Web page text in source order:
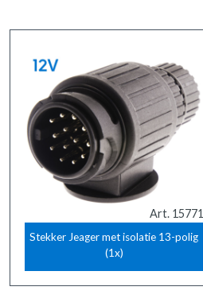
Art. 15771
Stekker Jeager met isolatie 13-polig
(1x)